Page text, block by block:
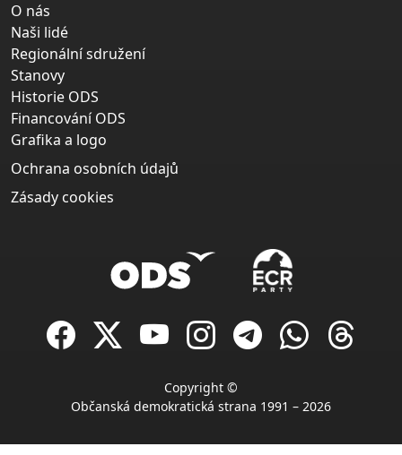
O nás
Naši lidé
Regionální sdružení
Stanovy
Historie ODS
Financování ODS
Grafika a logo
Ochrana osobních údajů
Zásady cookies
Copyright ©
Občanská demokratická strana 1991 – 2026